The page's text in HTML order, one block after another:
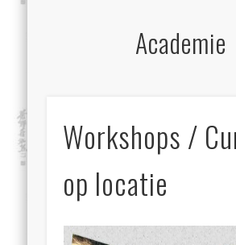
Academie
Workshops /
op locatie